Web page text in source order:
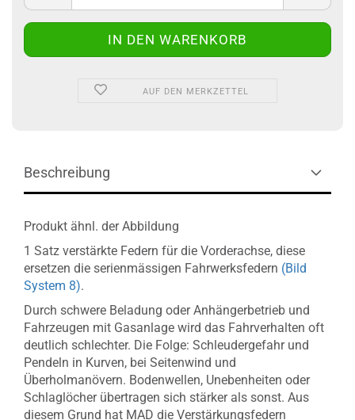
AUF DEN MERKZETTEL
Beschreibung
Produkt ähnl. der Abbildung
1 Satz verstärkte Federn für die Vorderachse, diese
ersetzen die serienmässigen Fahrwerksfedern (Bild
System 8).
Durch schwere Beladung oder Anhängerbetrieb und
Fahrzeugen mit Gasanlage wird das Fahrverhalten oft
deutlich schlechter. Die Folge: Schleudergefahr und
Pendeln in Kurven, bei Seitenwind und
Überholmanövern. Bodenwellen, Unebenheiten oder
Schlaglöcher übertragen sich stärker als sonst. Aus
diesem Grund hat MAD die Verstärkungsfedern